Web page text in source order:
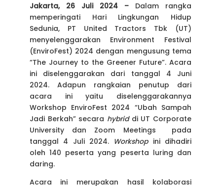
Jakarta, 26 Juli 2024 – Dalam rangka
memperingati Hari Lingkungan Hidup
Sedunia, PT United Tractors Tbk (UT)
menyelenggarakan Environment Festival
(EnviroFest) 2024 dengan mengusung tema
“The Journey to the Greener Future”. Acara
ini diselenggarakan dari tanggal 4 Juni
2024. Adapun rangkaian penutup dari
acara ini yaitu diselenggarakannya
Workshop EnviroFest 2024 “Ubah Sampah
Jadi Berkah” secara hybrid di UT Corporate
University dan Zoom Meetings pada
tanggal 4 Juli 2024. Workshop ini dihadiri
oleh 140 peserta yang peserta luring dan
daring.
Acara ini merupakan hasil kolaborasi